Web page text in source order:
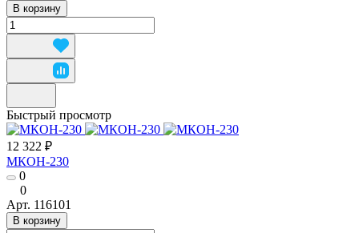
В корзину
Быстрый просмотр
12 322 ₽
МКОН-230
0
0
Арт. 116101
В корзину